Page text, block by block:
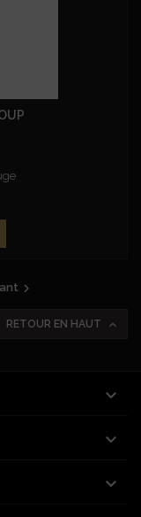

RETOUR EN HAUT 


